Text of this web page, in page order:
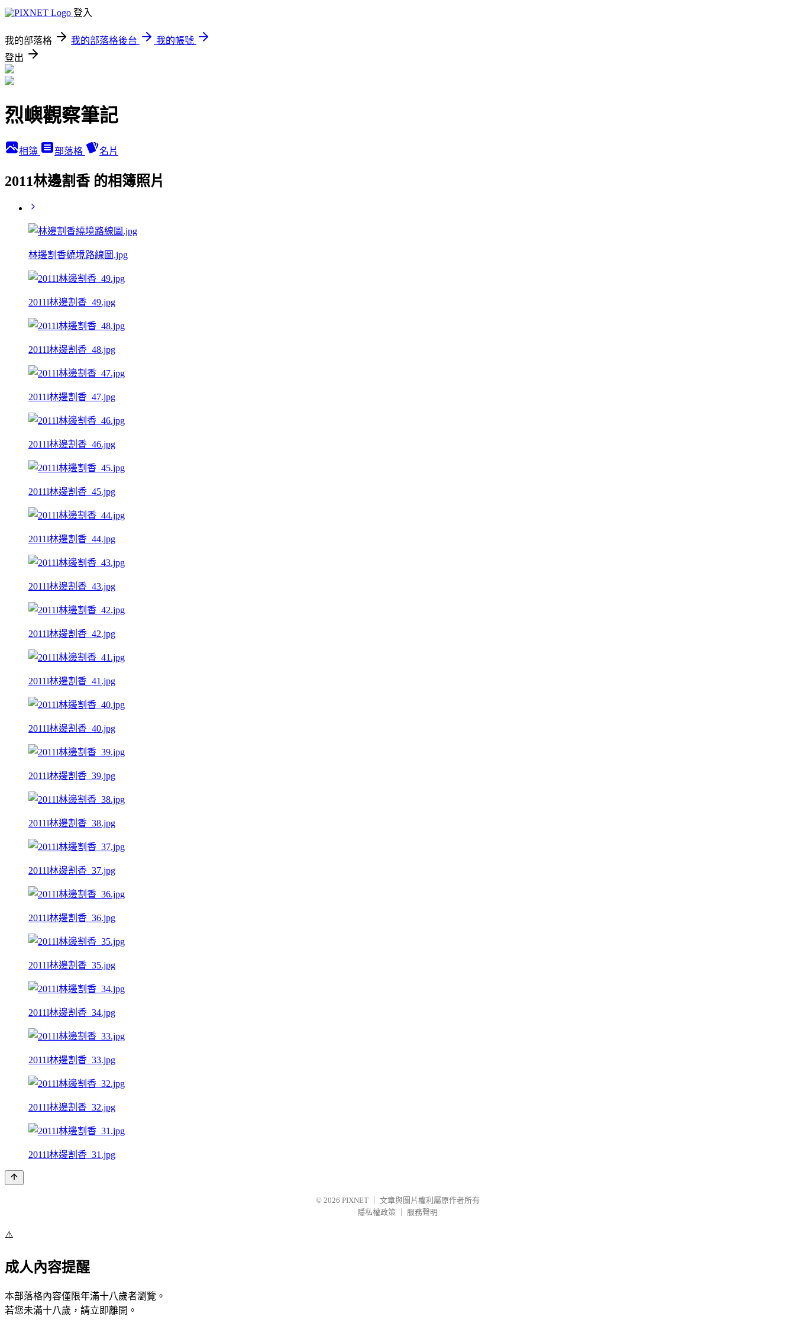
登入
我的部落格 我的部落格後台
我的帳號
登出
烈嶼觀察筆記
相簿 部落格 名片
2011林邊割香 的相簿照片
林邊割香繞境路線圖.jpg
2011l林邊割香_49.jpg
2011l林邊割香_48.jpg
2011l林邊割香_47.jpg
2011l林邊割香_46.jpg
2011l林邊割香_45.jpg
2011l林邊割香_44.jpg
2011l林邊割香_43.jpg
2011l林邊割香_42.jpg
2011l林邊割香_41.jpg
2011l林邊割香_40.jpg
2011l林邊割香_39.jpg
2011l林邊割香_38.jpg
2011l林邊割香_37.jpg
2011l林邊割香_36.jpg
2011l林邊割香_35.jpg
2011l林邊割香_34.jpg
2011l林邊割香_33.jpg
2011l林邊割香_32.jpg
2011l林邊割香_31.jpg
© 2026 PIXNET
文章與圖片權利屬原作者所有
隱私權政策
服務聲明
⚠️
成人內容提醒
本部落格內容僅限年滿十八歲者瀏覽。
若您未滿十八歲，請立即離開。